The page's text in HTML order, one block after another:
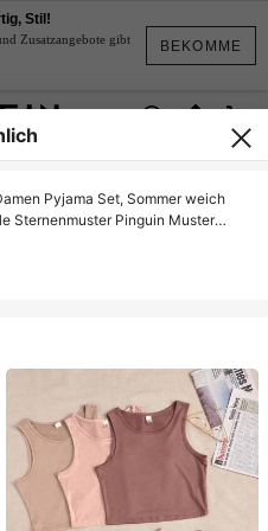
BEKOMME
Stil!
Zusatzangebote gibt
Pyjama Set, Sommer weich
Sternenmuster Pinguin Muster